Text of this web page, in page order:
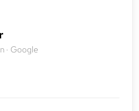
· Google